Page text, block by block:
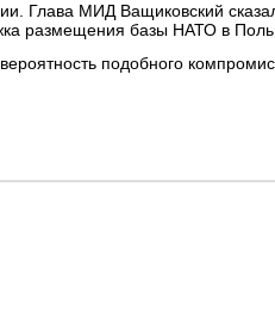
Глава МИД Ващиковский
размещения базы НАТО в
подобного